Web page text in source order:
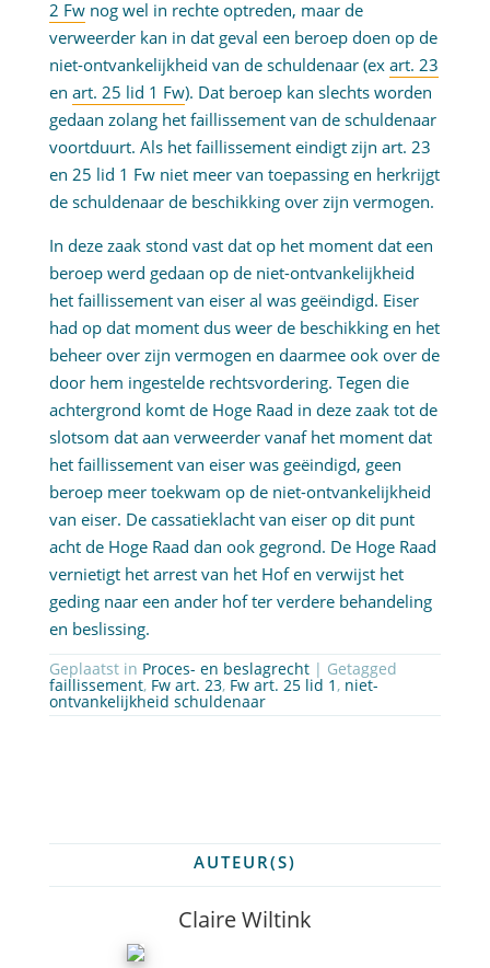
2 Fwnog wel in rechte optreden, maar de
verweerder kan in dat geval een beroep doen op de
niet-ontvankelijkheid van de schuldenaar (ex art. 23
en art. 25 lid 1 Fw). Dat beroep kan slechts worden
gedaan zolang het faillissement van de schuldenaar
voortduurt. Als het faillissement eindigt zijn art. 23
en 25 lid 1 Fw niet meer van toepassing en herkrijgt
de schuldenaar de beschikking over zijn vermogen.
In deze zaak stond vast dat op het moment dat een
beroep werd gedaan op de niet-ontvankelijkheid
het faillissement van eiser al was geëindigd. Eiser
had op dat moment dus weer de beschikking en het
beheer over zijn vermogen en daarmee ook over de
door hem ingestelde rechtsvordering. Tegen die
achtergrond komt de Hoge Raad in deze zaak tot de
slotsom dat aan verweerder vanaf het moment dat
het faillissement van eiser was geëindigd, geen
beroep meer toekwam op de niet-ontvankelijkheid
van eiser. De cassatieklacht van eiser op dit punt
acht de Hoge Raad dan ook gegrond. De Hoge Raad
vernietigt het arrest van het Hof en verwijst het
geding naar een ander hof ter verdere behandeling
en beslissing.
Geplaatst in Proces- en beslagrecht| Getagged
faillissement, Fw art. 23, Fw art. 25 lid 1 , niet-
ontvankelijkheid schuldenaar
AUTEUR(S)
Claire Wiltink